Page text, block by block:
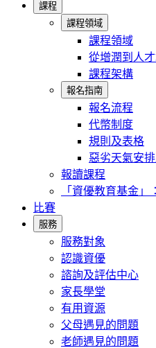
課程
課程領域
課程領域
從增潤到人
課程架構
報名指南
報名流程
代幣制度
規則及表格
惡劣天氣安
報讀課程
「資優教育基金
比賽
服務
服務對象
認識資優
諮詢及評估中心
家長學堂
有用資源
父母遇見的問題
老師遇見的問題